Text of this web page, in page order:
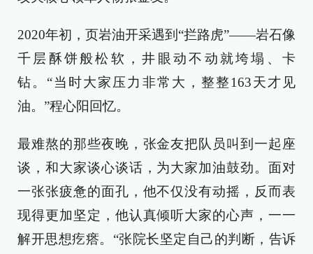
2020年初，页岩油开采遇到“拦路虎”——岩石像
千层酥饼般松软，井眼动不动就垮塌、卡
钻。“当时大家压力非常大，整整163天才见
油。”程心阳回忆。
最难熬的那些夜晚，张金友把队员叫到一起座
谈，和大家谈心谈话，为大家加油鼓劲。面对
一张张疲惫的面孔，他不仅没有动摇，反而表
现得更加坚定，他认真倾听大家的心声，一一
解开思想疙瘩。“张院长坚定自己的判断，告诉